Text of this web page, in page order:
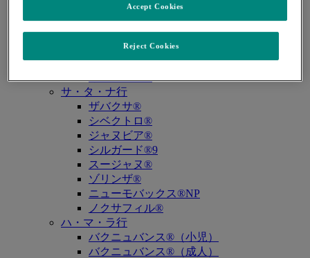
リンパ腫（PMBCL））
キイトルーダ®（MSI-High固形癌）
キイトルーダ®（MSI-High結腸・直腸癌）
キイトルーダ®（TMB-High固形癌）
キャップバックス®
サ・タ・ナ行
ザバクサ®
シベクトロ®
ジャヌビア®
シルガード®9
スージャヌ®
ゾリンザ®
ニューモバックス®NP
ノクサフィル®
ハ・マ・ラ行
バクニュバンス®（小児）
バクニュバンス®（成人）
Reject Cookies
Accept Cookies